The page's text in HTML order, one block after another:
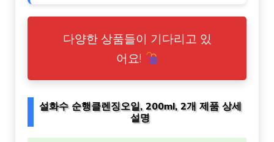
다양한 상품들이 기다리고 있
어요!
설화수 순행클렌징오일, 200ml, 2개 제품 상세
설명